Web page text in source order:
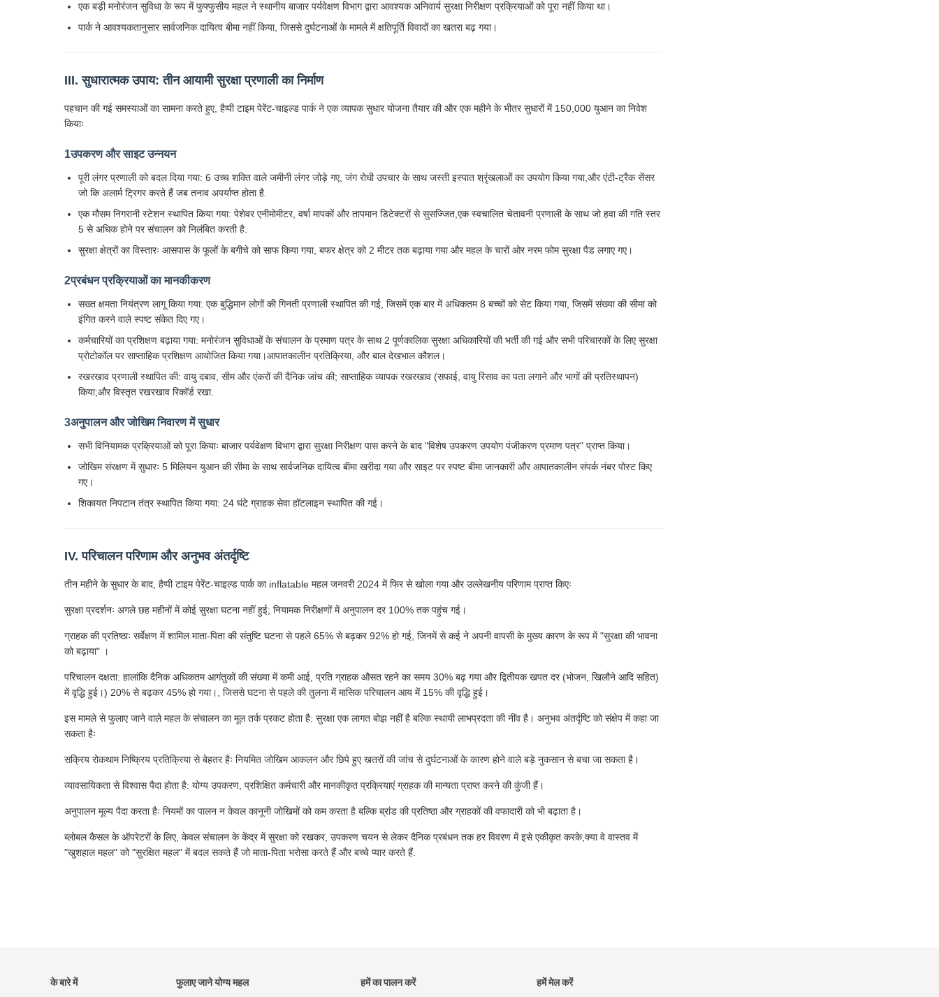
एक बड़ी मनोरंजन सुविधा के रूप में फुफ्फुसीय महल ने स्थानीय बाजार पर्यवेक्षण विभाग द्वारा आवश्यक अनिवार्य सुरक्षा निरीक्षण प्रक्रियाओं को पूरा नहीं किया था।
पार्क ने आवश्यकतानुसार सार्वजनिक दायित्व बीमा नहीं किया, जिससे दुर्घटनाओं के मामले में क्षतिपूर्ति विवादों का खतरा बढ़ गया।
III. सुधारात्मक उपाय: तीन आयामी सुरक्षा प्रणाली का निर्माण
पहचान की गई समस्याओं का सामना करते हुए, हैप्पी टाइम पेरेंट-चाइल्ड पार्क ने एक व्यापक सुधार योजना तैयार की और एक महीने के भीतर सुधारों में 150,000 युआन का निवेश
कियाः
1उपकरण और साइट उन्नयन
पूरी लंगर प्रणाली को बदल दिया गया: 6 उच्च शक्ति वाले जमीनी लंगर जोड़े गए, जंग रोधी उपचार के साथ जस्ती इस्पात श्रृंखलाओं का उपयोग किया गया,और एंटी-ट्रैक सेंसर
जो कि अलार्म ट्रिगर करते हैं जब तनाव अपर्याप्त होता है.
एक मौसम निगरानी स्टेशन स्थापित किया गया: पेशेवर एनीमोमीटर, वर्षा मापकों और तापमान डिटेक्टरों से सुसज्जित,एक स्वचालित चेतावनी प्रणाली के साथ जो हवा की गति स्तर
5 से अधिक होने पर संचालन को निलंबित करती है.
सुरक्षा क्षेत्रों का विस्तारः आसपास के फूलों के बगीचे को साफ किया गया, बफर क्षेत्र को 2 मीटर तक बढ़ाया गया और महल के चारों ओर नरम फोम सुरक्षा पैड लगाए गए।
2प्रबंधन प्रक्रियाओं का मानकीकरण
सख्त क्षमता नियंत्रण लागू किया गया: एक बुद्धिमान लोगों की गिनती प्रणाली स्थापित की गई, जिसमें एक बार में अधिकतम 8 बच्चों को सेट किया गया, जिसमें संख्या की सीमा को
इंगित करने वाले स्पष्ट संकेत दिए गए।
कर्मचारियों का प्रशिक्षण बढ़ाया गया: मनोरंजन सुविधाओं के संचालन के प्रमाण पत्र के साथ 2 पूर्णकालिक सुरक्षा अधिकारियों की भर्ती की गई और सभी परिचारकों के लिए सुरक्षा
प्रोटोकॉल पर साप्ताहिक प्रशिक्षण आयोजित किया गया।आपातकालीन प्रतिक्रिया, और बाल देखभाल कौशल।
रखरखाव प्रणाली स्थापित की: वायु दबाव, सीम और एंकरों की दैनिक जांच की; साप्ताहिक व्यापक रखरखाव (सफाई, वायु रिसाव का पता लगाने और भागों की प्रतिस्थापन)
किया;और विस्तृत रखरखाव रिकॉर्ड रखा.
3अनुपालन और जोखिम निवारण में सुधार
सभी विनियामक प्रक्रियाओं को पूरा कियाः बाजार पर्यवेक्षण विभाग द्वारा सुरक्षा निरीक्षण पास करने के बाद "विशेष उपकरण उपयोग पंजीकरण प्रमाण पत्र" प्राप्त किया।
जोखिम संरक्षण में सुधारः 5 मिलियन युआन की सीमा के साथ सार्वजनिक दायित्व बीमा खरीदा गया और साइट पर स्पष्ट बीमा जानकारी और आपातकालीन संपर्क नंबर पोस्ट किए
गए।
शिकायत निपटान तंत्र स्थापित किया गया: 24 घंटे ग्राहक सेवा हॉटलाइन स्थापित की गई।
IV. परिचालन परिणाम और अनुभव अंतर्दृष्टि
तीन महीने के सुधार के बाद, हैप्पी टाइम पेरेंट-चाइल्ड पार्क का inflatable महल जनवरी 2024 में फिर से खोला गया और उल्लेखनीय परिणाम प्राप्त किएः
सुरक्षा प्रदर्शनः अगले छह महीनों में कोई सुरक्षा घटना नहीं हुई; नियामक निरीक्षणों में अनुपालन दर 100% तक पहुंच गई।
ग्राहक की प्रतिष्ठाः सर्वेक्षण में शामिल माता-पिता की संतुष्टि घटना से पहले 65% से बढ़कर 92% हो गई, जिनमें से कई ने अपनी वापसी के मुख्य कारण के रूप में "सुरक्षा की भावना
को बढ़ाया" ।
परिचालन दक्षता: हालांकि दैनिक अधिकतम आगंतुकों की संख्या में कमी आई, प्रति ग्राहक औसत रहने का समय 30% बढ़ गया और द्वितीयक खपत दर (भोजन, खिलौने आदि सहित)
में वृद्धि हुई।) 20% से बढ़कर 45% हो गया।, जिससे घटना से पहले की तुलना में मासिक परिचालन आय में 15% की वृद्धि हुई।
इस मामले से फुलाए जाने वाले महल के संचालन का मूल तर्क प्रकट होता है: सुरक्षा एक लागत बोझ नहीं है बल्कि स्थायी लाभप्रदता की नींव है। अनुभव अंतर्दृष्टि को संक्षेप में कहा जा
सकता हैः
सक्रिय रोकथाम निष्क्रिय प्रतिक्रिया से बेहतर हैः नियमित जोखिम आकलन और छिपे हुए खतरों की जांच से दुर्घटनाओं के कारण होने वाले बड़े नुकसान से बचा जा सकता है।
व्यावसायिकता से विश्वास पैदा होता है: योग्य उपकरण, प्रशिक्षित कर्मचारी और मानकीकृत प्रक्रियाएं ग्राहक की मान्यता प्राप्त करने की कुंजी हैं।
अनुपालन मूल्य पैदा करता हैः नियमों का पालन न केवल कानूनी जोखिमों को कम करता है बल्कि ब्रांड की प्रतिष्ठा और ग्राहकों की वफादारी को भी बढ़ाता है।
ब्लोबल कैसल के ऑपरेटरों के लिए, केवल संचालन के केंद्र में सुरक्षा को रखकर, उपकरण चयन से लेकर दैनिक प्रबंधन तक हर विवरण में इसे एकीकृत करके,क्या वे वास्तव में
"खुशहाल महल" को "सुरक्षित महल" में बदल सकते हैं जो माता-पिता भरोसा करते हैं और बच्चे प्यार करते हैं.
के बारे में फुलाए जाने योग्य महल हमें का पालन करें हमें मेल करें